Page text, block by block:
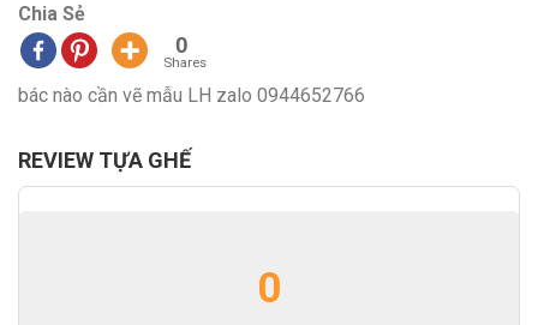
Chia Sẻ
0
Shares
bác nào cần vẽ mẫu LH zalo 0944652766
REVIEW TỰA GHẾ
0